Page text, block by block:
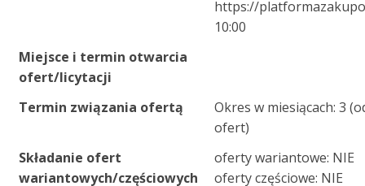
https://
10:00
Miejsce i termin otwarcia
ofert/licytacji
Termin związania ofertą
Okres w miesiącach: 3
ofert)
Składanie ofert
wariantowych/częściowych
oferty wariantowe: NIE
oferty częściowe: NIE